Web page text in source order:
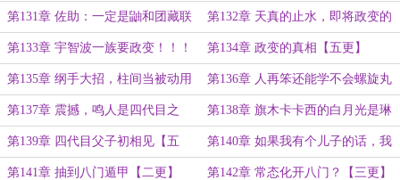
影级的办法？【一更】
第131章 佐助：一定是鼬和团藏联
手害了止水大哥【二更】
第132章 天真的止水，即将政变的
宇智波【三更，求一个订阅！】
第133章 宇智波一族要政变！！！
【四更】
第134章 政变的真相【五更】
第135章 纲手大招，柱间当被动用
【一更】
第136章 人再笨还能学不会螺旋丸
么？【二更】
第137章 震撼，鸣人是四代目之
子？【三更】
第138章 旗木卡卡西的白月光是琳
还是宇智波带土？【四更】
第139章 四代目父子初相见【五
更】
第140章 如果我有个儿子的话，我
想把他培养成像你这样的忍者，鸣
第141章 抽到八门遁甲【二更】 第142章 常态化开八门？【三更】